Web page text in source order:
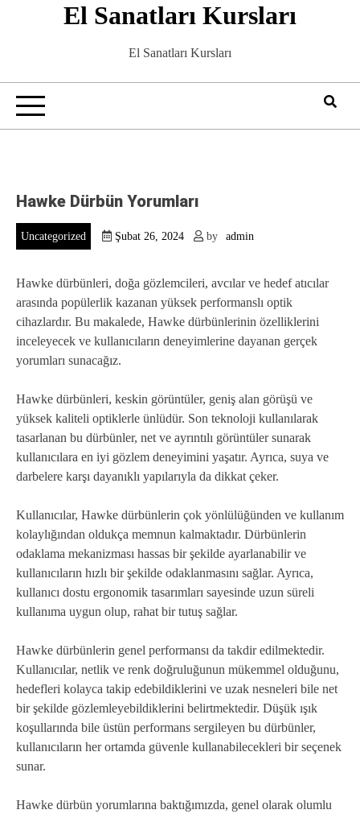
El Sanatları Kursları
El Sanatları Kursları
Hawke Dürbün Yorumları
Uncategorized Şubat 26, 2024 by admin
Hawke dürbünleri, doğa gözlemcileri, avcılar ve hedef atıcılar
arasında popülerlik kazanan yüksek performanslı optik
cihazlardır. Bu makalede, Hawke dürbünlerinin özelliklerini
inceleyecek ve kullanıcıların deneyimlerine dayanan gerçek
yorumları sunacağız.
Hawke dürbünleri, keskin görüntüler, geniş alan görüşü ve
yüksek kaliteli optiklerle ünlüdür. Son teknoloji kullanılarak
tasarlanan bu dürbünler, net ve ayrıntılı görüntüler sunarak
kullanıcılara en iyi gözlem deneyimini yaşatır. Ayrıca, suya ve
darbelere karşı dayanıklı yapılarıyla da dikkat çeker.
Kullanıcılar, Hawke dürbünlerin çok yönlülüğünden ve kullanım
kolaylığından oldukça memnun kalmaktadır. Dürbünlerin
odaklama mekanizması hassas bir şekilde ayarlanabilir ve
kullanıcıların hızlı bir şekilde odaklanmasını sağlar. Ayrıca,
kullanıcı dostu ergonomik tasarımları sayesinde uzun süreli
kullanıma uygun olup, rahat bir tutuş sağlar.
Hawke dürbünlerin genel performansı da takdir edilmektedir.
Kullanıcılar, netlik ve renk doğruluğunun mükemmel olduğunu,
hedefleri kolayca takip edebildiklerini ve uzak nesneleri bile net
bir şekilde gözlemleyebildiklerini belirtmektedir. Düşük ışık
koşullarında bile üstün performans sergileyen bu dürbünler,
kullanıcıların her ortamda güvenle kullanabilecekleri bir seçenek
sunar.
Hawke dürbün yorumlarına baktığımızda, genel olarak olumlu